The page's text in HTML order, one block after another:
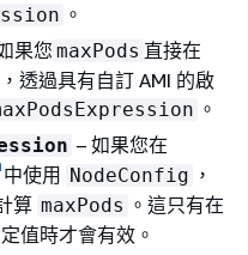
。
果您 maxPods 直接在
透過具有自訂 AMI 的啟
。
– 如果您在
中使用 NodeConfig ，
算 maxPods 。這只有在
值時才會有效。